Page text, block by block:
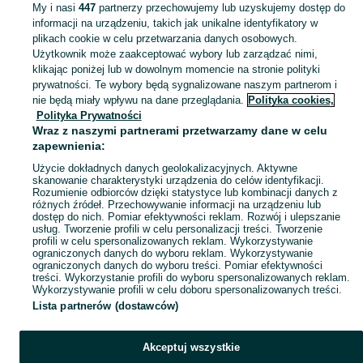
KATEGORIA
Skorzystaj z największego serwisu ogłoszeniowego - Gorlice i okolice! - kupuj lub sprzedawaj jeszcze wygodniej w kategorii Samochody! Zobacz
Mapa kategorii
Mapa miejscowości
Mapa ministron
Popularne wyszukiwania
My i nasi 447partnerzy przechowujemy lub uzyskujemy dostęp do
informacji na urządzeniu, takich jak unikalne identyfikatory w
plikach cookie w celu przetwarzania danych osobowych.
Użytkownik może zaakceptować wybory lub zarządzać nimi,
klikając poniżej lub w dowolnym momencie na stronie polityki
prywatności. Te wybory będą sygnalizowane naszym partnerom i
nie będą miały wpływu na dane przeglądania. Polityka cookies,
Polityka Prywatności
Wraz z naszymi partnerami przetwarzamy dane w celu
zapewnienia:
Użycie dokładnych danych geolokalizacyjnych. Aktywne
skanowanie charakterystyki urządzenia do celów identyfikacji.
Rozumienie odbiorców dzięki statystyce lub kombinacji danych z
różnych źródeł. Przechowywanie informacji na urządzeniu lub
dostęp do nich. Pomiar efektywności reklam. Rozwój i ulepszanie
usług. Tworzenie profili w celu personalizacji treści. Tworzenie
profili w celu spersonalizowanych reklam. Wykorzystywanie
ograniczonych danych do wyboru reklam. Wykorzystywanie
ograniczonych danych do wyboru treści. Pomiar efektywności
treści. Wykorzystanie profili do wyboru spersonalizowanych reklam.
Wykorzystywanie profili w celu doboru spersonalizowanych treści.
Lista partnerów (dostawców)
Akceptuj wszystkie